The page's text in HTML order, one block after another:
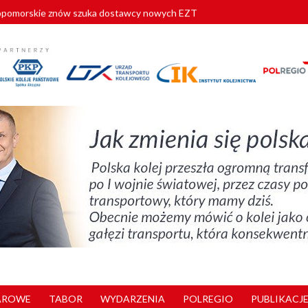
znów szuka dostawcy nowych EZT
180 nowych pracowników drużyn pociągowych od początku roku
się doświadczeniami z ukraińskim partnerem kolejowym
partnerstwa Medcom z Mitsubishi Electric Corporation
TABOR WYDARZENIA POLREGIO